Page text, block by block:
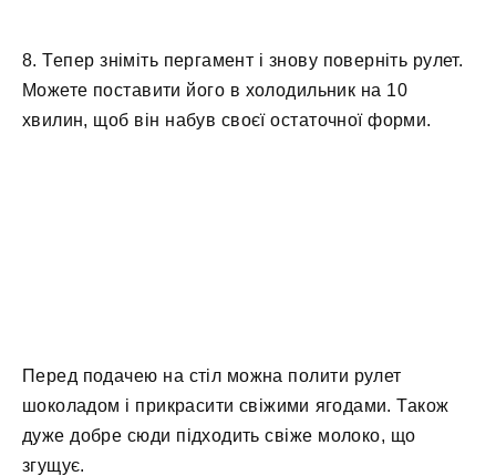
8. Тепер зніміть пергамент і знову поверніть рулет.
Можете поставити його в холодильник на 10
хвилин, щоб він набув своєї остаточної форми.
Перед подачею на стіл можна полити рулет
шоколадом і прикрасити свіжими ягодами. Також
дуже добре сюди підходить свіже молоко, що
згущує.